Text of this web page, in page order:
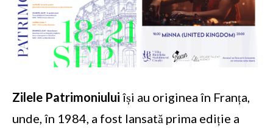
Zilele Patrimoniului își au originea în Franța,
unde, în 1984, a fost lansată prima ediție a